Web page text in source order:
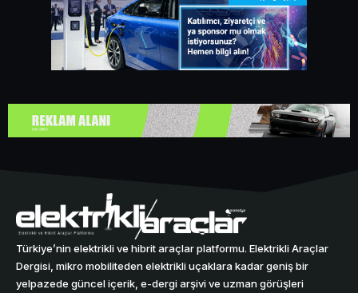
Türkiye’nin elektrikli ve hibrit araçlar platformu. Elektrikli Araçlar
Dergisi, mikro mobiliteden elektrikli uçaklara kadar geniş bir
yelpazede güncel içerik, e-dergi arşivi ve uzman görüşleri